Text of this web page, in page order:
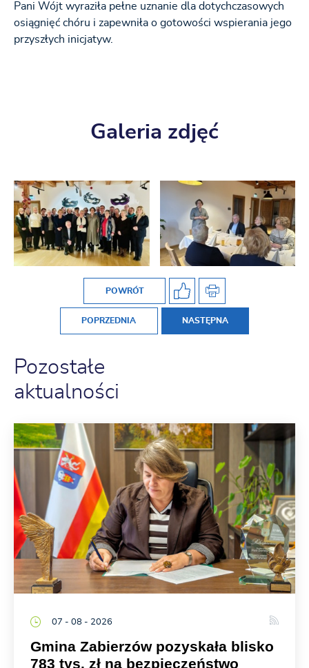
Pani Wójt wyraziła pełne uznanie dla dotychczasowych
osiągnięć chóru i zapewniła o gotowości wspierania jego
przyszłych inicjatyw.
Galeria zdjęć
POWRÓT
POPRZEDNIA NASTĘPNA
Pozostałe
aktualności
07 - 08 - 2026
Gmina Zabierzów pozyskała blisko
783 tys. zł na bezpieczeństwo